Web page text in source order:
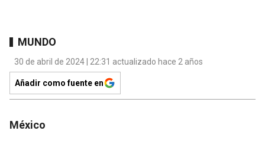
MUNDO
30 de abril de 2024 | 22:31 actualizado hace 2 años
Añadir como fuente en
México